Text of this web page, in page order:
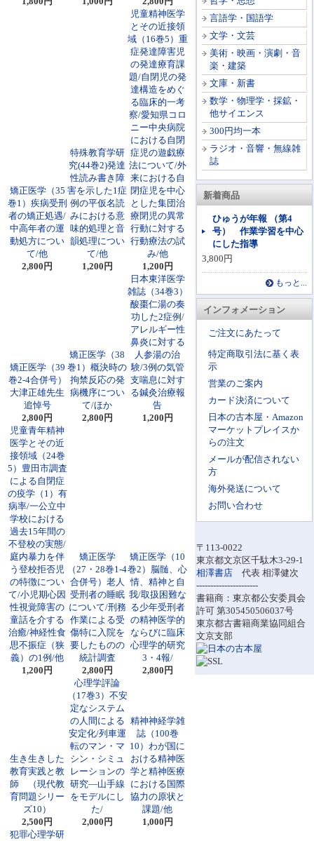
言語学・国語学
文学・文芸
美術・映画・演劇・音
楽・建築
文庫・新書
数学・物理学・採鉱・
他サイエンス
300円均一本
ラジオ・音響・無線雑
誌
新着商品
ひゅうが年報 （第4
号） 作業学習を中心
にした指導
3,800円
もっと...
インフォメーション
ご注文にあたって
特定商取引法に基く表
示
営業のご案内
カード決済について
日本の古本屋・Amazon
マーケットプレイスか
らの注文
メールが配信されない
方
海外発送について
お問い合わせ
〒113-0022
東京都文京区千駄木3-29-1
相澤書店 代表 相澤健次
----------------------
書籍商：東京都公安委員会
許可 第305450506037号
東京都古書籍商業協同組合
文京支部
矯正医学（35
巻1）疾病受刑
者の矯正処遇/
中高年者の運
動処方につい
て/他
2,800円
特殊教育学研
究(44巻2)発達
性読み書き障
害を示した1症
例の平仮名読
みにおける意
味的処理と音
韻処理につい
て/他
1,200円
児童精神医学
とその近接領
域（16巻5）重
症発達障害児
の発達療育課
題/自閉児の発
達構造をめぐ
る臨床的一考
察/愛知県コロ
ニー中央病院
における自閉
症児の遊戯療
法について/外
来における自
閉症児を中心
とした集団治
療閉児の異常
行動に対する
行動療法の試
み/他
1,200円
矯正医学（39
巻2-4合併号）
大津正雄先生
追悼号
2,800円
矯正医学（38
巻1）概決時の
拘禁反応の発
病機序につい
て/ほか
2,800円
日本東洋医学
雑誌（34巻3）
酸棗仁湯の奏
功した2症例/
アレルギー性
鼻炎に対する
人参湯の治
験/3例の気管
支喘息に対す
る鍼灸治療報
告
1,200円
児童青年精神
医学とその近
接領域（24巻
5）豊田市調査
による自閉症
の疫学（1）有
病率/一公立中
学校における
過去15年間の
不登校の実態/
庭内暴力を伴
う登校拒否児
の特徴につい
て/小児期心因
性視覚障害の
童話を介する
治癒/神経性食
思不振症（狭
義）の1例/他
1,200円
矯正医学
（27・28巻1-4
合併号）老人
受刑者の睡眠
について/刑務
作業による受
傷特に入院を
要したものの
統計調査
2,800円
矯正医学（10
巻2）脳髄、心
情、精神と自
我/取扱困難な
る少年受刑者
の精神医学的
ならびに臨床
心理学的研究
3・4報/
2,800円
生き生きした
教育実践と教
師 （現代教
育問題シリー
ズ10）
2,500円
心理学評論
（17巻3）不安
定なシステム
の人間による
安定化/列車運
転のマン・マ
シン・シミュ
レーションの
研究―山手線
をモデルにし
た/
2,000円
精神神経学雑
誌（100巻
10）わが国に
おける精神医
学と精神医療
における国際
協力の原状と
課題/他
1,000円
犯罪心理学研